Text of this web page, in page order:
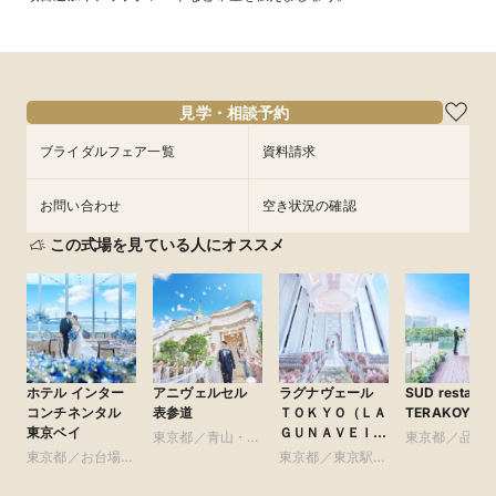
見学・相談予約
ブライダルフェア一覧 資料請求
お問い合わせ 空き状況の確認
この式場を見ている人にオススメ
ホテル インター
コンチネンタル
東京ベイ
東京都／お台場・
アニヴェルセル
表参道
東京都／青山・表
ラグナヴェール
ＴＯＫＹＯ（ＬＡ
ＧＵＮＡＶＥＩＬ
ＴＯＫＹＯ）
東京都／東京駅・
SUD
TERAKOYA
東京都／品川